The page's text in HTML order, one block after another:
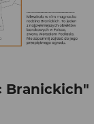
Branickich"